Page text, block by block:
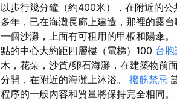
以步行幾分鐘（約400米），在附近的公
多年，已在海灘長廊上建造，那裡的露
一個沙灘，上面有可租用的甲板和陽傘。
點的中心大約距四層樓（電梯）100 台
木，花朵，沙質/卵石海灘，在建築物前
分開，在附近的海灘上沐浴。 撥筋禁忌
程序的一般內容和質量將保持完全相同。